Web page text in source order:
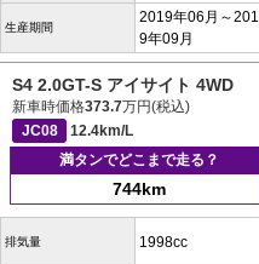
生産期間
2019年06月～201
9年09月
S4 2.0GT-S アイサイト 4WD
新車時価格373.7万円(税込)
JC08
12.4km/L
満タンでどこまで走る？
744km
排気量 1998cc